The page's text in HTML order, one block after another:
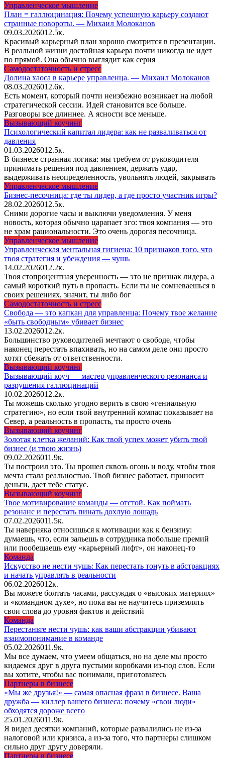
Управленческое мышление
План = галлюцинация: Почему успешную карьеру создают
странные повороты. — Михаил Молоканов
09.03.2026012.5к.
Красивый карьерный план хорошо смотрится в презентации.
В реальной жизни достойная карьера почти никогда не идет
по прямой. Она обычно выглядит как серия
Самодостаточность и стресс
Долина хаоса в карьере управленца. — Михаил Молоканов
08.03.2026012.6к.
Есть момент, который почти неизбежно возникает на любой
стратегической сессии. Идей становится все больше.
Разговоры все длиннее. А ясности все меньше.
Вызывающий коучинг
Психологический капитал лидера: как не разваливаться от
давления
01.03.2026012.5к.
В бизнесе странная логика: мы требуем от руководителя
принимать решения под давлением, держать удар,
выдерживать неопределенность, увольнять людей, закрывать
Управленческое мышление
Бизнес-песочница: где ты лидер, а где просто участник игры?
28.02.2026012.5к.
Сними дорогие часы и выключи уведомления. У меня
новость, которая обычно царапает эго: твоя компания — это
не храм рациональности. Это очень дорогая песочница.
Управленческое мышление
Управленческая ментальная гигиена: 10 признаков того, что
твоя стратегия и убеждения — чушь
14.02.2026012.2к.
Твоя стопроцентная уверенность — это не признак лидера, а
самый короткий путь в пропасть. Если ты не сомневаешься в
своих решениях, значит, ты либо бог
Самодостаточность и стресс
Свобода — это капкан для управленца: Почему твое желание
«быть свободным» убивает бизнес
13.02.2026012.2к.
Большинство руководителей мечтают о свободе, чтобы
наконец перестать впахивать, но на самом деле они просто
хотят сбежать от ответственности.
Вызывающий коучинг
Вызывающий коуч — мастер управленческого резонанса и
разрушения галлюцинаций
10.02.2026012.2к.
Ты можешь сколько угодно верить в свою «гениальную
стратегию», но если твой внутренний компас показывает на
Север, а реальность в пропасть, ты просто очень
Вызывающий коучинг
Золотая клетка желаний: Как твой успех может убить твой
бизнес (и твою жизнь)
09.02.2026011.9к.
Ты построил это. Ты прошел сквозь огонь и воду, чтобы твоя
мечта стала реальностью. Твой бизнес работает, приносит
деньги, дает тебе статус.
Вызывающий коучинг
Твое мотивирование команды — отстой. Как поймать
резонанс и перестать пинать дохлую лошадь
07.02.2026011.5к.
Ты наверняка относишься к мотивации как к бензину:
думаешь, что, если зальешь в сотрудника побольше премий
или пообещаешь ему «карьерный лифт», он наконец-то
Команда
Искусство не нести чушь: Как перестать тонуть в абстракциях
и начать управлять в реальности
06.02.2026012к.
Вы можете болтать часами, рассуждая о «высоких материях»
и «командном духе», но пока вы не научитесь приземлять
свои слова до уровня фактов и действий
Команда
Перестаньте нести чушь: как ваши абстракции убивают
взаимопонимание в команде
05.02.2026011.9к.
Мы все думаем, что умеем общаться, но на деле мы просто
кидаемся друг в друга пустыми коробками из-под слов. Если
вы хотите, чтобы вас понимали, приготовьтесь
Партнеры в бизнесе
«Мы же друзья!» — самая опасная фраза в бизнесе. Ваша
дружба — киллер вашего бизнеса: почему «свои люди»
обходятся дороже всего
25.01.2026011.9к.
Я видел десятки компаний, которые развалились не из-за
налоговой или кризиса, а из-за того, что партнеры слишком
сильно друг другу доверяли.
Партнеры в бизнесе